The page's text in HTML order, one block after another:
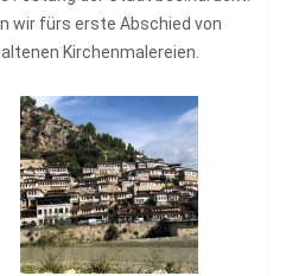
wir fürs erste Abschied von
Kirchenmalereien.